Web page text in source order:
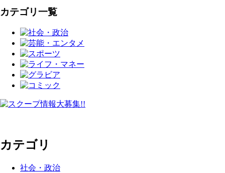
カテゴリ一覧
カテゴリ
社会・政治